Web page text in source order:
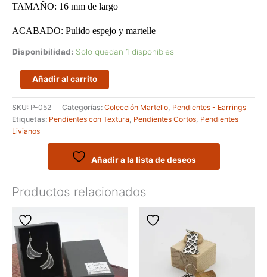
TAMAÑO: 16 mm de largo
ACABADO: Pulido espejo y martelle
Disponibilidad: Solo quedan 1 disponibles
Pendientes
pequeños
en
forma
de
flor
Añadir al carrito
SKU: P-052 Categorías: Colección Martello, Pendientes - Earrings
Etiquetas: Pendientes con Textura, Pendientes Cortos, Pendientes
Livianos
Añadir a la lista de deseos
Productos relacionados